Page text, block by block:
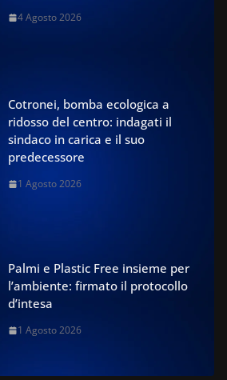
4 Agosto 2026
Cotronei, bomba ecologica a
ridosso del centro: indagati il
sindaco in carica e il suo
predecessore
1 Agosto 2026
Palmi e Plastic Free insieme per
l’ambiente: firmato il protocollo
d’intesa
1 Agosto 2026